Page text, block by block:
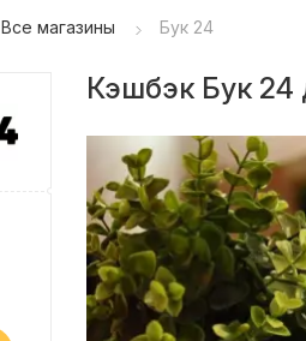
Все магазины Бук 24
Кэшбэк Бук 24